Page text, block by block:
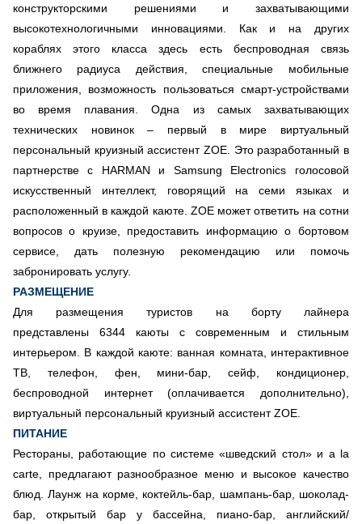
конструкторскими решениями и захватывающими
высокотехнологичными инновациями. Как и на других
кораблях этого класса здесь есть беспроводная связь
ближнего радиуса действия, специальные мобильные
приложения, возможность пользоваться смарт-устройствами
во время плавания. Одна из самых захватывающих
технических новинок – первый в мире виртуальный
персональный круизный ассистент ZOE. Это разработанный в
партнерстве с HARMAN и Samsung Electronics голосовой
искусственный интеллект, говорящий на семи языках и
расположенный в каждой каюте. ZOE может ответить на сотни
вопросов о круизе, предоставить информацию о бортовом
сервисе, дать полезную рекомендацию или помочь
забронировать услугу.
РАЗМЕЩЕНИЕ
Для размещения туристов на борту лайнера
представлены 6344 каюты с современным и стильным
интерьером. В каждой каюте: ванная комната, интерактивное
ТВ, телефон, фен, мини-бар, сейф, кондиционер,
беспроводной интернет (оплачивается дополнительно),
виртуальный персональный круизный ассистент ZOE.
ПИТАНИЕ
Рестораны, работающие по системе «шведский стол» и a la
carte, предлагают разнообразное меню и высокое качество
блюд. Лаунж на корме, коктейль-бар, шампань-бар, шоколад-
бар, открытый бар у бассейна, пиано-бар, английский/